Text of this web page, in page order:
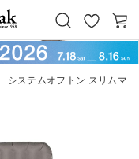
お
気
カ
ー
システムオフトン スリムマ